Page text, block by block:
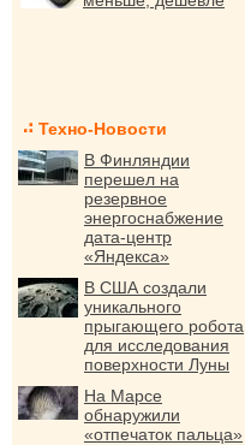
Техно-Новости
В Финляндии
перешел на
резервное
энергоснабжение
дата-центр
«Яндекса»
В США создали
уникального
прыгающего робота
для исследования
поверхности Луны
На Марсе
обнаружили
«отпечаток пальца»